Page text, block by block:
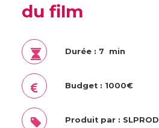
du film
Durée : 7 min
Budget : 1000€
Produit par : SLPROD